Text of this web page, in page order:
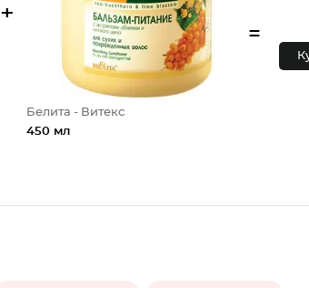
+
Белита - Витекс
450 мл
=